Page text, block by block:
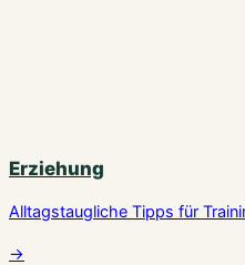
Erziehung
Alltagstaugliche Tipps für
→